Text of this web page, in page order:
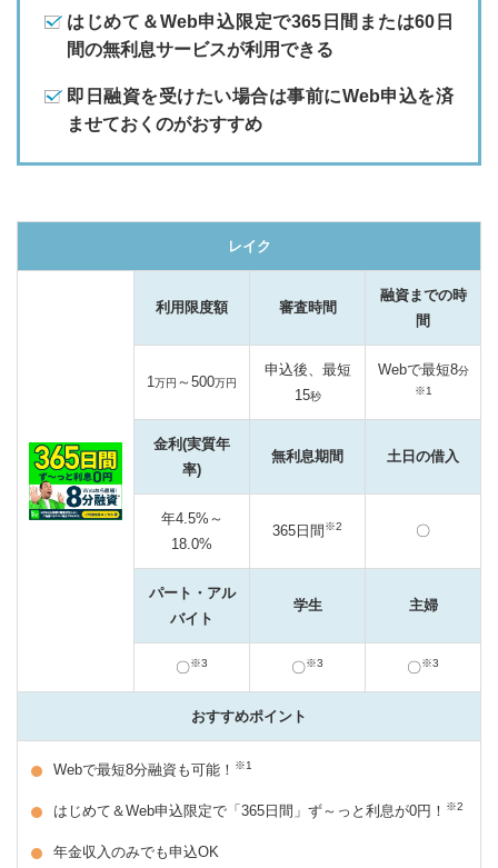
住信SBIネット銀行カードローン
セブン銀行ローンサービス
地方銀行
東京スター銀行スターカードローンα
金融庁
消費者庁
シー・アイ・シー（CIC）
日本信用情報機構（JIC）
全国銀行個人信用情報センター（KSC）
関連サイト
はじめて＆Web申込限定で365日間または60日
間の無利息サービスが利用できる
即日融資を受けたい場合は事前にWeb申込を済
ませておくのがおすすめ
レイク
利用限度額 審査時間
融資までの時
間
1万円 ～500万円
申込後、最短
15秒
Webで最短8分
※1
金利(実質年
率)
無利息期間 土日の借入
年4.5%～
18.0%
365日間 ※2 〇
パート・アル
バイト
学生 主婦
〇※3 〇※3 〇※3
おすすめポイント
Webで最短8分融資も可能！ ※1
はじめて＆Web申込限定で「365日間」ず～っと利息が0円！ ※2
年金収入のみでも申込OK